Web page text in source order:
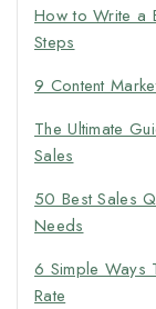
How to Write a
Steps
9 Content
The Ultimate
Sales
50 Best Sales
Needs
6 Simple Ways
Rate